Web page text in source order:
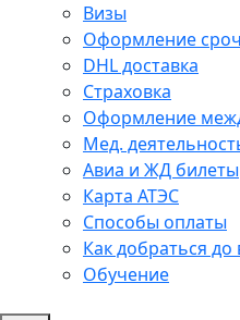
Визы
Оформление
DHL доставка
Страховка
Оформление
Мед.
Авиа и ЖД билеты
Карта АТЭС
Способы оплаты
Как добраться до
Обучение